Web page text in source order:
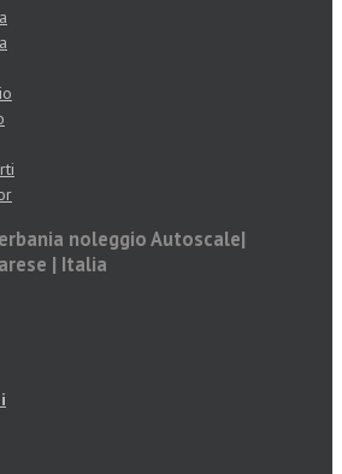
noleggio Autoscale|
| Italia